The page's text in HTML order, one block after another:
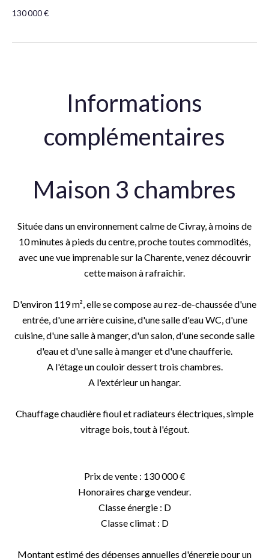
130 000 €
Informations
complémentaires
Maison 3 chambres
Située dans un environnement calme de Civray, à moins de
10 minutes à pieds du centre, proche toutes commodités,
avec une vue imprenable sur la Charente, venez découvrir
cette maison à rafraîchir.
D'environ 119 m², elle se compose au rez-de-chaussée d'une
entrée, d'une arrière cuisine, d'une salle d'eau WC, d'une
cuisine, d'une salle à manger, d'un salon, d'une seconde salle
d'eau et d'une salle à manger et d'une chaufferie.
A l'étage un couloir dessert trois chambres.
A l'extérieur un hangar.
Chauffage chaudière fioul et radiateurs électriques, simple
vitrage bois, tout à l'égout.
Prix de vente : 130 000 €
Honoraires charge vendeur.
Classe énergie : D
Classe climat : D
Montant estimé des dépenses annuelles d'énergie pour un